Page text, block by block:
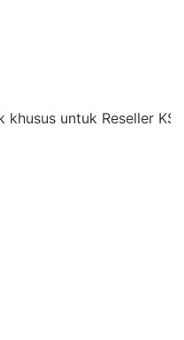
untuk Reseller KSM Group,